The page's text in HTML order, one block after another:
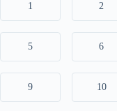
1 2
5 6
9 10